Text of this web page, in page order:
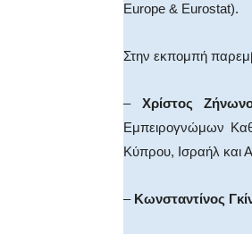
Europe & Eurostat).
Στην εκπομπή
– Χρίστος
Εμπειρογνώμων
Κύπρου, Ισραήλ και
– Κωνσταντίνος